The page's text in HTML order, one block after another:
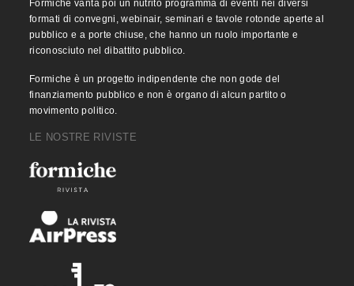
Formiche vanta poi un nutrito programma di eventi nei diversi
formati di convegni, webinair, seminari e tavole rotonde aperte al
pubblico e a porte chiuse, che hanno un ruolo importante e
riconosciuto nel dibattito pubblico.
Formiche è un progetto indipendente che non gode del
finanziamento pubblico e non è organo di alcun partito o
movimento politico.
LE NOSTRE RIVISTE